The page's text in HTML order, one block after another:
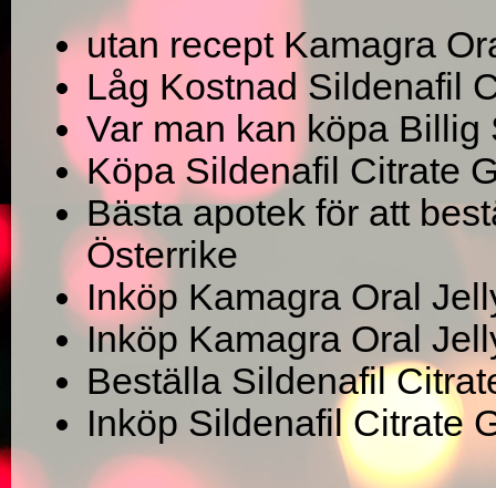
utan recept Kamagra
Låg Kostnad Sildenafil
Var man kan köpa
Köpa Sildenafil Citrate
Bästa apotek för att
Österrike
Inköp Kamagra Oral
Inköp Kamagra Oral
Beställa Sildenafil
Inköp Sildenafil Citrate